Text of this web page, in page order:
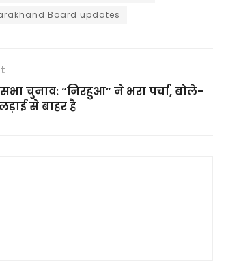
Board updates
चुनाव: “निरहुआ” ने भरा पर्चा, बोले-
से बाहर है